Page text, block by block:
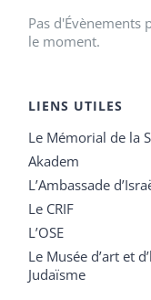
Pas d'Évènements
le moment.
LIENS UTILES
Le Mémorial de la
Akadem
L’Ambassade
Le CRIF
L’OSE
Le Musée d’art et
Judaïsme